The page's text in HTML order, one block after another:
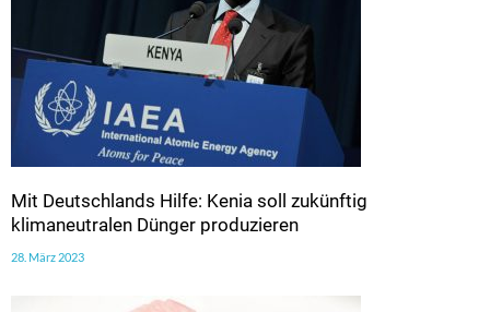
Mit Deutschlands Hilfe: Kenia soll zukünftig
klimaneutralen Dünger produzieren
28. März 2023